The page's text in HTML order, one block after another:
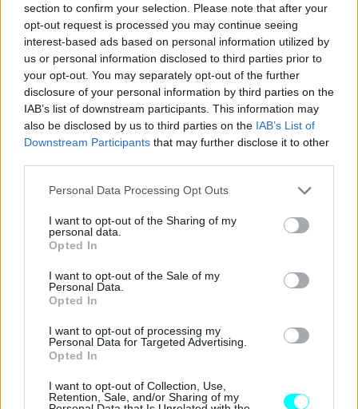
section to confirm your selection. Please note that after your
opt-out request is processed you may continue seeing
interest-based ads based on personal information utilized by
us or personal information disclosed to third parties prior to
your opt-out. You may separately opt-out of the further
disclosure of your personal information by third parties on the
IAB’s list of downstream participants. This information may
also be disclosed by us to third parties on the IAB’s List of
Downstream Participants that may further disclose it to other
Please note that this website/app uses one or more Google
not limited to your visit or usage behaviour. You may click to
grant or deny consent to Google and its third-party tags to
use your data for below specified purposes in below Google
consent section.
Personal Data Processing Opt Outs
I want to opt-out of the Sharing of my
personal data.
Opted In
I want to opt-out of the Sale of my
Personal Data.
Opted In
I want to opt-out of processing my
Personal Data for Targeted Advertising.
Opted In
I want to opt-out of Collection, Use,
Retention, Sale, and/or Sharing of my
TO RENAULT 4 ΕΠΙΣΤΡΕΦΕΙ -ΠΟΣΟ ΚΟΣΤΙΖΕΙ
Οι αναλογίες του αμαξώματος και το μέγεθος,
παραπέμπουν σε αυτό. Εν τω μεταξύ εντοπίζονται
κάποια κοινά στοιχεία στη σχεδίασή του σε σχέση με το
Xforceτου2023 . Κανείς ωστόσο δεν είναι σε θέση να
προβλέψει τι θα συμβαίνει κάτω από το καπό.
Outlander.
Που σημαίνει πως υπάρχουν πιθανότητες να διατίθεται με
ίσως να ξεπερνά και τους300 ίππους.
Το μεγάλο
ερώτημα που γεννάται τώρα είναι το εξής.
αγορές του κόσμου θα πωλείται;